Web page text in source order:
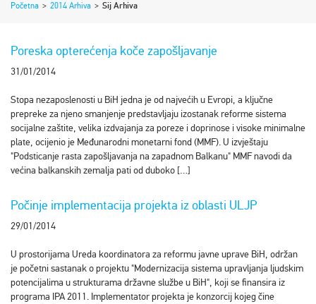
Početna > 2014 Arhiva > Sij Arhiva
Poreska opterećenja koče zapošljavanje
31/01/2014
Stopa nezaposlenosti u BiH jedna je od najvećih u Evropi, a ključne
prepreke za njeno smanjenje predstavljaju izostanak reforme sistema
socijalne zaštite, velika izdvajanja za poreze i doprinose i visoke minimalne
plate, ocijenio je Međunarodni monetarni fond (MMF). U izvještaju
"Podsticanje rasta zapošljavanja na zapadnom Balkanu" MMF navodi da
većina balkanskih zemalja pati od duboko […]
Počinje implementacija projekta iz oblasti ULJP
29/01/2014
U prostorijama Ureda koordinatora za reformu javne uprave BiH, održan
je početni sastanak o projektu "Modernizacija sistema upravljanja ljudskim
potencijalima u strukturama državne službe u BiH", koji se finansira iz
programa IPA 2011. Implementator projekta je konzorcij kojeg čine